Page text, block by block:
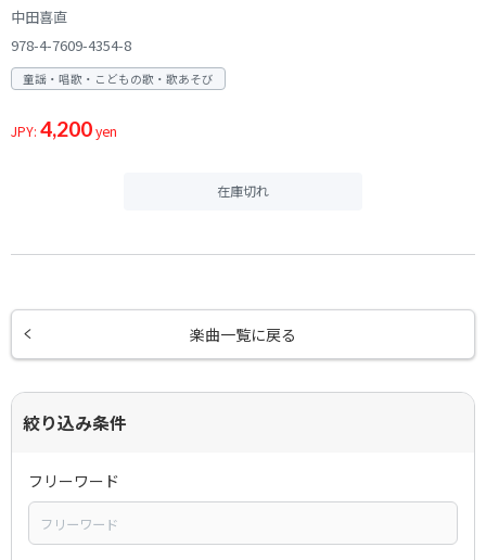
中田喜直
978-4-7609-4354-8
童謡・唱歌・こどもの歌・歌あそび
JPY: 4,200yen
在庫切れ
楽曲一覧に戻る
絞り込み条件
フリーワード